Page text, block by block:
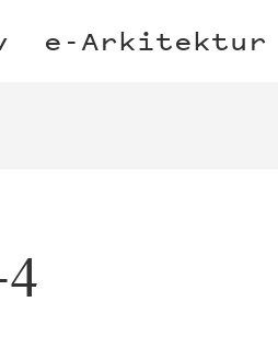
e-Arkitektur